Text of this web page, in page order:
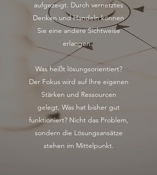
aufgezeigt. Durch vernetztes
Denken und Handeln können
Sie eine andere Sichtweise
erlangen.
Was heißt lösungsorientiert?
Der Fokus wird auf Ihre eigenen
Stärken und Ressourcen
gelegt. Was hat bisher gut
funktioniert? Nicht das Problem,
sondern die Lösungsansätze
stehen im Mittelpunkt.